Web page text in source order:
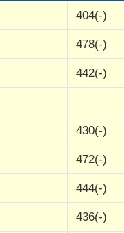
404(-)
478(-)
442(-)
430(-)
472(-)
444(-)
436(-)